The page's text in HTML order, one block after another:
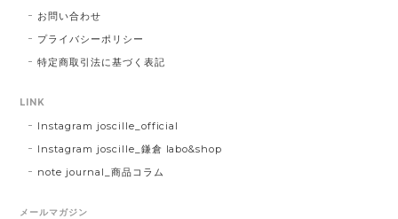
お問い合わせ
プライバシーポリシー
特定商取引法に基づく表記
LINK
Instagram joscille_official
Instagram joscille_鎌倉 labo&shop
note journal_商品コラム
メールマガジン